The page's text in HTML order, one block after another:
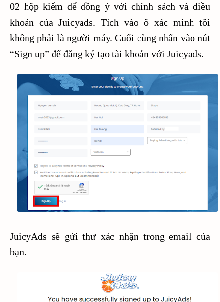
02 hộp kiểm để đồng ý với chính sách và điều
khoản của Juicyads. Tích vào ô xác minh tôi
không phải là người máy. Cuối cùng nhấn vào nút
“Sign up” để đăng ký tạo tài khoản với Juicyads.
JuicyAds sẽ gửi thư xác nhận trong email của
bạn.